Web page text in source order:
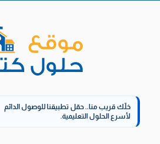
خلّك قريب منا.. حمّل تطبيقنا للوصول الدائم
لأسرع الحلول التعليمية.